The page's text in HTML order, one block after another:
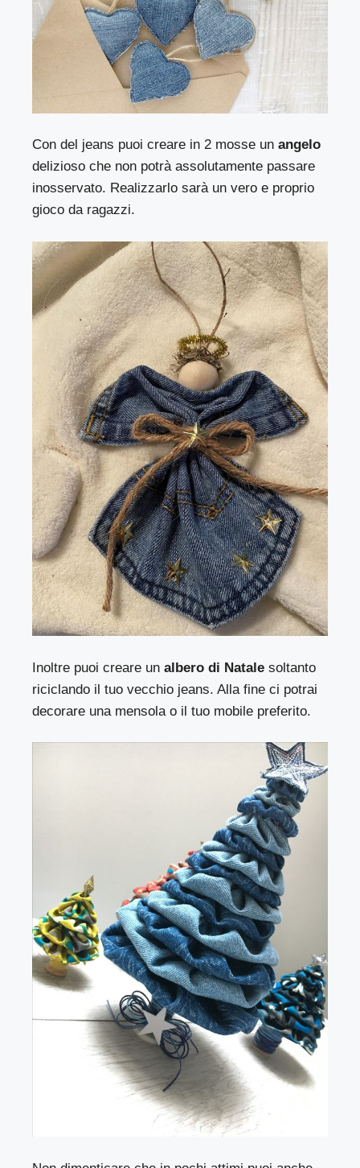
Con del jeans puoi creare in 2 mosse unangelo
delizioso che non potrà assolutamente passare
inosservato. Realizzarlo sarà un vero e proprio
gioco da ragazzi.
Inoltre puoi creare un albero di Natale soltanto
riciclando il tuo vecchio jeans. Alla fine ci potrai
decorare una mensola o il tuo mobile preferito.